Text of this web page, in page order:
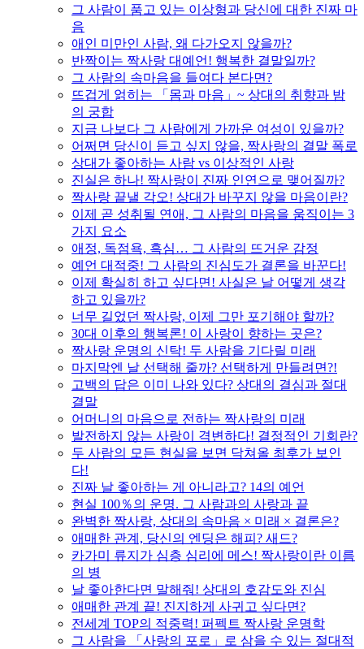
그 사람이 품고 있는 이상형과 당신에 대한 진짜 마
음
애인 미만인 사람, 왜 다가오지 않을까?
반짝이는 짝사랑 대예언! 행복한 결말일까?
그 사람의 속마음을 들여다 본다면?
뜨겁게 얽히는 「몸과 마음」~ 상대의 취향과 밤
의 궁합
지금 나보다 그 사람에게 가까운 여성이 있을까?
어쩌면 당신이 듣고 싶지 않을, 짝사랑의 결말 폭로
상대가 좋아하는 사람 vs 이상적인 사랑
진실은 하나! 짝사랑이 진짜 인연으로 맺어질까?
짝사랑 끝낼 각오! 상대가 바꾸지 않을 마음이란?
이제 곧 성취될 연애, 그 사람의 마음을 움직이는 3
가지 요소
애정, 독점욕, 흑심… 그 사람의 뜨거운 감정
예언 대적중! 그 사람의 진심도가 결론을 바꾼다!
이제 확실히 하고 싶다면! 사실은 날 어떻게 생각
하고 있을까?
너무 길었던 짝사랑, 이제 그만 포기해야 할까?
30대 이후의 행복론! 이 사랑이 향하는 곳은?
짝사랑 운명의 신탁! 두 사람을 기다릴 미래
마지막엔 날 선택해 줄까? 선택하게 만들려면?!
고백의 답은 이미 나와 있다? 상대의 결심과 절대
결말
어머니의 마음으로 전하는 짝사랑의 미래
발전하지 않는 사랑이 격변하다! 결정적인 기회란?
두 사람의 모든 현실을 보면 닥쳐올 최후가 보인
다!
진짜 날 좋아하는 게 아니라고? 14의 예언
현실 100％의 운명. 그 사람과의 사랑과 끝
완벽한 짝사랑, 상대의 속마음 × 미래 × 결론은?
애매한 관계, 당신의 엔딩은 해피? 새드?
카가미 류지가 심층 심리에 메스! 짝사랑이란 이름
의 병
날 좋아한다면 말해줘! 상대의 호감도와 진심
애매한 관계 끝! 진지하게 사귀고 싶다면?
전세계 TOP의 적중력! 퍼펙트 짝사랑 운명학
그 사람을 「사랑의 포로」로 삼을 수 있는 절대적